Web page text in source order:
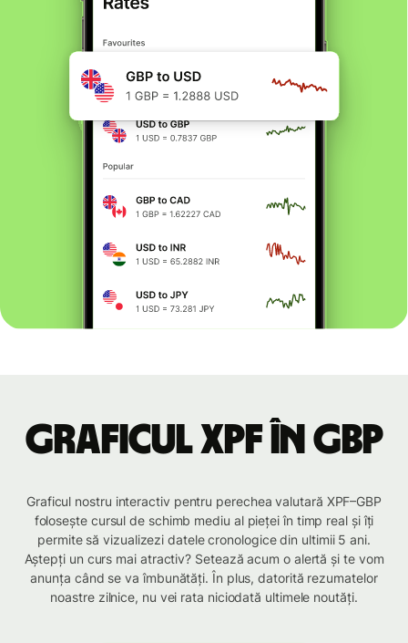
Graficul XPF în GBP
Graficul nostru interactiv pentru perechea valutară XPF–GBP
folosește cursul de schimb mediu al pieței în timp real și îți
permite să vizualizezi datele cronologice din ultimii 5 ani.
Aștepți un curs mai atractiv? Setează acum o alertă și te vom
anunța când se va îmbunătăți. În plus, datorită rezumatelor
noastre zilnice, nu vei rata niciodată ultimele noutăți.